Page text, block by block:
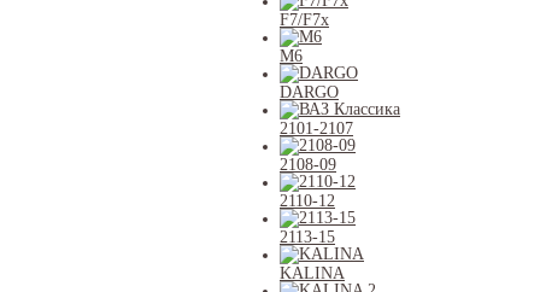
F7/F7x
M6
DARGO
2101-2107
2108-09
2110-12
2113-15
KALINA